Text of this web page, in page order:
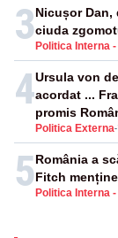
3 Politica Interna
Nicușor Dan,
ciuda
4
Politica Externa-
Ursula von
acordat ...
promis
5 Politica Interna
România a
Fitch